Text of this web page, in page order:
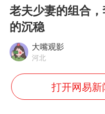
浙
牛
老夫少妻的组合
的沉稳
大嘴观影
河北
打开网易